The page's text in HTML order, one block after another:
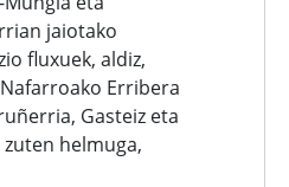
jaiotako
fluxuek, aldiz,
Erribera
Gasteiz eta
helmuga,